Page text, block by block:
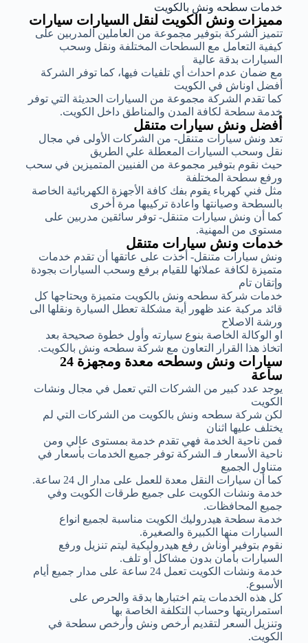
خدمات سطحه ونش بالكويت
مميزات ونش الكويت لنقل السيارات سيارات
تتميز الشركة بتوفير مجموعة من العاملين المدربين على
كيفية التعامل مع السطحات المختلفة ونقل وسحب
السيارات بدقة عالية
مع ضمان عدم احداث أي تلفيات فيها، كما توفر الشركة
أفضل اوناش في الكويت
كما تقدم الشركة مجموعة من السيارات الحديثة التي توفر
خدمة سطحة لكافة المدن والمناطق داخل الكويت.
أفضل ونش سيارات متنقل
تعد ونش سيارات متنقل- من الشركات الأولى في مجال
نقل وسحب السيارات المعطلة علي الطريق
حيث نقوم بتوفير مجموعة من الفنيين المتميزين في سحب
ورفع سطحة المختلفة
مثل فني كهرباء يقوم بفك كافة الأجهزة الكهربائية الخاصة
بالسطحة وصيانتها واعادة تركيبها مرة أخرى
كما أن ونش سيارات متنقل- توفر سائقين مدربين على
مستوى من المهنية.
خدمات ونش سيارات متنقل
ونش سيارات متنقل- أخذت على عاتقها أن تقدم خدمات
متميزة لكافة عملائها للقيام برفع وسحب السيارات بجودة
وإتقان تام
خدمات شركة سطحه ونش بالكويت متميزة ويحتاجها كل
قائد مركبة عند ظهور أية مشكلة تعطل السيارة ونقلها الى
ورشة الاصلاح
او الوكالة الخاصة بنوع سيارته وأول خطوة صحيحة بعد
اتخاذ هذا القرار التعاون مع شركة سطحه ونش بالكويت.
سيارات ونش وسطحه معدة ومجهزة 24
ساعة
يوجد عدد كبير من الشركات التي تعمل في مجال ونشات
الكويت
لكن شركة سطحه ونش بالكويت من الشركات التي لم
يختلف عليها اثنان
فمن ناحية الخدمة فهي تقدم خدمة بمستوى عالي ومن
ناحية الأسعار فـ الشركة توفر جميع الخدمات بأسعار في
متناول الجميع
كما أن سيارات النقل معدة للعمل على مدار ال 24 ساعة.
خدمة ونشات الكويت على جميع طرقات الكويت وفي
جميع المحافظات.
خدمة سطحة هيدروليك الكويت مناسبة لجميع انواع
السيارات منها الكبيرة والصغيرة.
نقوم بتوفير أوناش رفع هيدروليكية ليتم تنزيل ورفع
السيارات بأمان بدون مشاكل أو تلف.
خدمة ونشات الكويت تعمل 24 ساعة على مدار جميع أيام
الأسبوع.
كل هذه الخدمات يتم اختبارها بدقة والحرص على
استمراريتها وحساب التكلفة الخاصة بها
وتنزيل السعر لتقديم أرخص ونش وأرخص سطحة في
الكويت.